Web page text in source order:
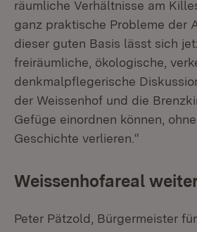
räumliche Verhältnisse am
ganz praktische Probleme der
dieser guten Basis lässt sich
freiräumliche, ökologische,
denkmalpflegerische
der Weissenhof und die
Gefüge einordnen können,
Geschichte verlieren.“
Weissenhofareal
Peter Pätzold, Bürgermeister